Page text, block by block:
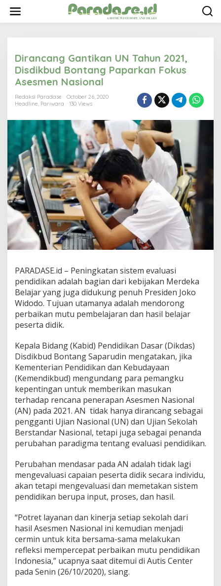
i
Dirancang Gantikan UN Tahun 2021,
Disdikbud Bontang Paparkan Fokus
Asesmen Nasional
Redaksi Paradase
October 26, 2020
Headline, Pariwara 130 Views
PARADASE.id – Peningkatan sistem evaluasi
pendidikan adalah bagian dari kebijakan Merdeka
Belajar yang juga didukung penuh Presiden Joko
Widodo. Tujuan utamanya adalah mendorong
perbaikan mutu pembelajaran dan hasil belajar
peserta didik.
Kepala Bidang (Kabid) Pendidikan Dasar (Dikdas)
Disdikbud Bontang Saparudin mengatakan, jika
Kementerian Pendidikan dan Kebudayaan
(Kemendikbud) mengundang para pemangku
kepentingan untuk memberikan masukan
terhadap rencana penerapan Asesmen Nasional
(AN) pada 2021. AN tidak hanya dirancang sebagai
pengganti Ujian Nasional (UN) dan Ujian Sekolah
Berstandar Nasional, tetapi juga sebagai penanda
perubahan paradigma tentang evaluasi pendidikan.
Perubahan mendasar pada AN adalah tidak lagi
mengevaluasi capaian peserta didik secara individu,
akan tetapi mengevaluasi dan memetakan sistem
pendidikan berupa input, proses, dan hasil.
“Potret layanan dan kinerja setiap sekolah dari
hasil Asesmen Nasional ini kemudian menjadi
cermin untuk kita bersama-sama melakukan
refleksi mempercepat perbaikan mutu pendidikan
Indonesia,” ucapnya saat ditemui di Autis Center
pada Senin (26/10/2020), siang.